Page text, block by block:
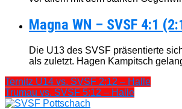
Magna WN – SVSF 4:1
Die U13 des SVSF präsentierte
als zuletzt. Hagen Kampitsch
Ternitz U14 vs. SVSF 2:12 – Halle
Trumau vs. SVSF 5:12 – Halle